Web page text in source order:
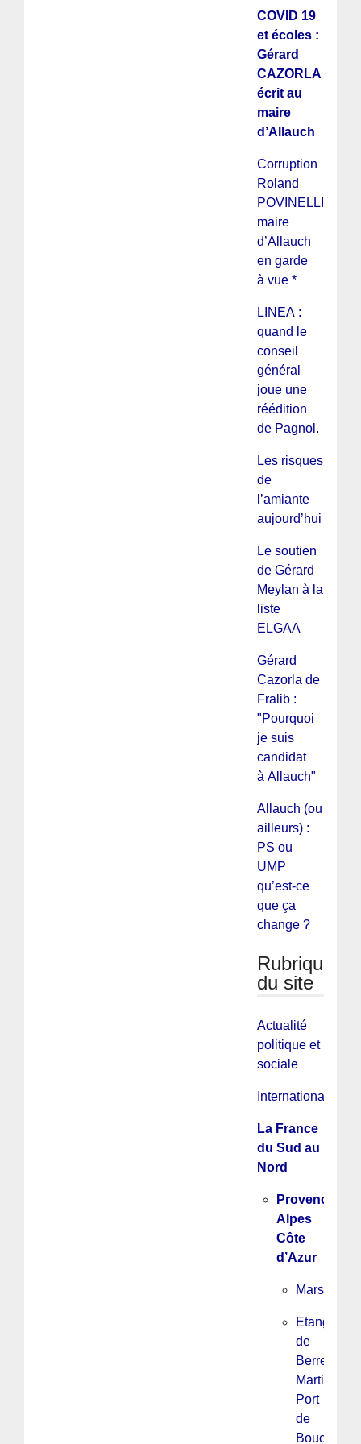
COVID 19
et écoles :
Gérard
CAZORLA
écrit au
maire
d’Allauch
Corruption
Roland
POVINELLI
maire
d’Allauch
en garde
à vue *
LINEA :
quand le
conseil
général
joue une
réédition
de Pagnol.
Les risques
de
l’amiante
aujourd’hui !
Le soutien
de Gérard
Meylan à la
liste
ELGAA
Gérard
Cazorla de
Fralib :
"Pourquoi
je suis
candidat
à Allauch"
Allauch (ou
ailleurs) :
PS ou
UMP
qu’est-ce
que ça
change ?
Rubriques
du site
Actualité
politique et
sociale
International
La France
du Sud au
Nord
Provence
Alpes
Côte
d’Azur
Marseille
Etang
de
Berre,
Martigues,
Port
de
Bouc